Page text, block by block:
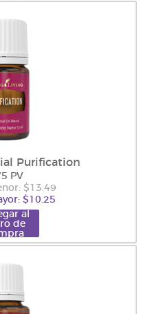
Purification
PV
$13.49
$10.25
al
de